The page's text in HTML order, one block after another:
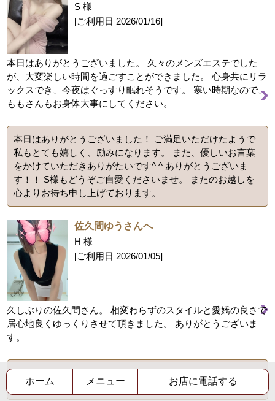
S 様
[ご利用日 2026/01/16]
本日はありがとうございました。 久々のメンズエステでした
が、大変楽しい時間を過ごすことができました。 心身共にリラ
ックスでき、今夜はぐっすり眠れそうです。 寒い時期なので、
ももさんもお身体大事にしてください。
本日はありがとうございました！ ご満足いただけたようで
私もとても嬉しく、励みになります。 また、優しいお言葉
をかけていただきありがたいです^ ^ ありがとうございま
す！！ S様もどうぞご自愛くださいませ。 またのお越しを
心よりお待ち申し上げております。
佐久間ゆうさんへ
H 様
[ご利用日 2026/01/05]
久しぶりの佐久間さん。 相変わらずのスタイルと愛嬌の良さで
居心地良くゆっくりさせて頂きました。 ありがとうございま
す。
久しぶりにお会いできて嬉しかったです！またタイミング
が合えばぜひゆっくりしにいらしてください！
ホーム メニュー お店に電話する